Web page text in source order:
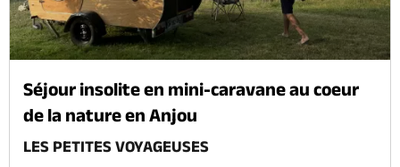
Séjour insolite en mini-caravane au coeur
de la nature en Anjou
LES PETITES VOYAGEUSES